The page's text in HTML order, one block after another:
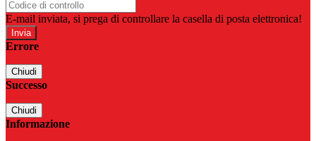
E-mail inviata, si prega di controllare la casella di posta elettronica!
Errore
Chiudi
Successo
Chiudi
Informazione